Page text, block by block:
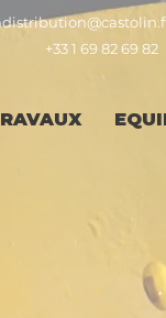
+33 1 69 82 69 82